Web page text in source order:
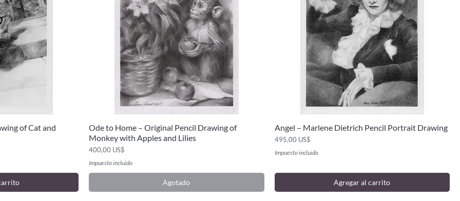
of Cat and
Vista rápida
Ode to Home – Original Pencil Drawing of
Monkey with Apples and Lilies
Precio
400,00 US$
Impuesto incluido
Agotado
Vista rápida
Angel – Marlene Dietrich Pencil Portrait Drawing
Precio
495,00 US$
Impuesto incluido
Agregar al carrito